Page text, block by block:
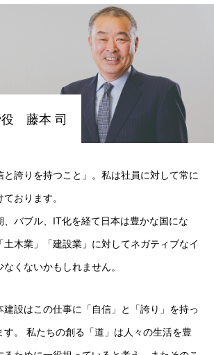
役 藤本 司
と誇りを持つこと」。私は社員に対して常に
おります。
、バブル、IT化を経て日本は豊かな国にな
土木業」「建設業」に対してネガティブなイ
くないかもしれません。
建設はこの仕事に「自信」と「誇り」を持っ
す。 私たちの創る「道」は人々の生活を豊